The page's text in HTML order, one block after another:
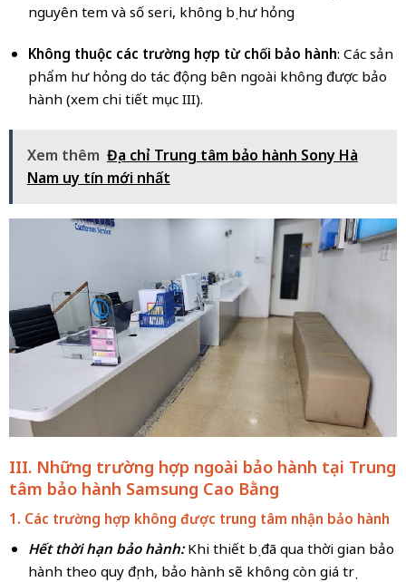
nguyên tem và số seri, không bị hư hỏng
Không thuộc các trường hợp từ chối bảo hành: Các sản
phẩm hư hỏng do tác động bên ngoài không được bảo
hành (xem chi tiết mục III).
Xem thêm Địa chỉ Trung tâm bảo hành Sony Hà
Nam uy tín mới nhất
III. Những trường hợp ngoài bảo hành tại Trung
tâm bảo hành Samsung Cao Bằng
1. Các trường hợp không được trung tâm nhận bảo hành
Hết thời hạn bảo hành:Khi thiết bị đã qua thời gian bảo
hành theo quy định, bảo hành sẽ không còn giá trị